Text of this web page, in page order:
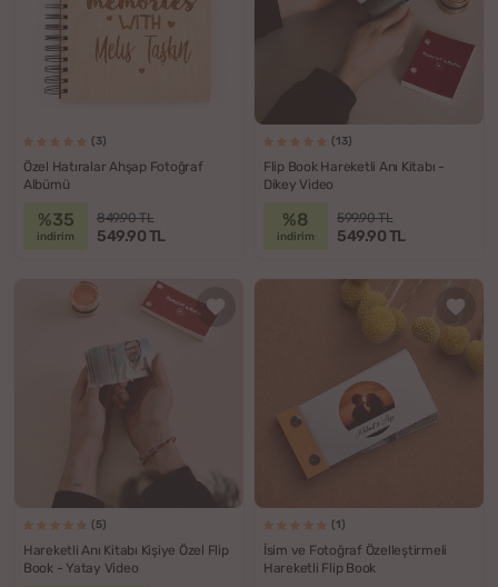
(3)
Özel Hatıralar Ahşap Fotoğraf
Albümü
%35
indirim
849.90 TL
549.90 TL
(13)
Flip Book Hareketli Anı Kitabı -
Dikey Video
%8
indirim
599.90 TL
549.90 TL
(5)
Hareketli Anı Kitabı Kişiye Özel Flip
Book - Yatay Video
(1)
İsim ve Fotoğraf Özelleştirmeli
Hareketli Flip Book